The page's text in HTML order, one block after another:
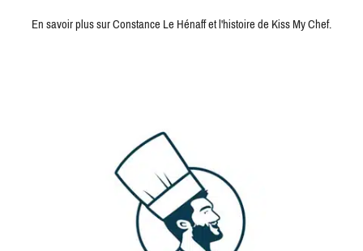
En savoir plus sur Constance Le Hénaff et l'histoire de Kiss My Chef.